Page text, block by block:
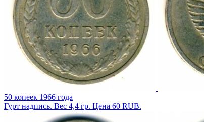
50 копеек 1966 года
Гурт надпись. Вес 4,4 гр. Цена 60 RUB.